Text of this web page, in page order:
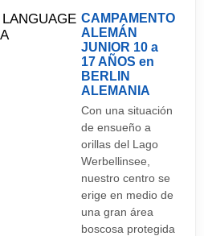
CAMPAMENTO
ALEMÁN
JUNIOR 10 a
17 AÑOS en
BERLIN
ALEMANIA
Con una situación
de ensueño a
orillas del Lago
Werbellinsee,
nuestro centro se
erige en medio de
una gran área
boscosa protegida